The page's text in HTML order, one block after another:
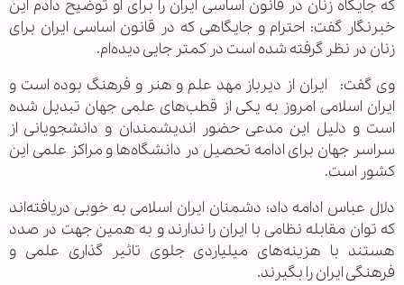
که جایگاه زنان در قانون اساسی ایران را برای او توضیح دادم این
خبرنگار گفت: احترام و جایگاهی که در قانون اساسی ایران برای
زنان در نظر گرفته شده است در کمتر جایی دیده‌ام.
وی گفت: ایران از دیرباز مهد علم و هنر و فرهنگ بوده است و
ایران اسلامی امروز به یکی از قطب‌های علمی جهان تبدیل شده
است و دلیل این مدعی حضور اندیشمندان و دانشجویانی از
سراسر جهان برای ادامه تحصیل در دانشگاه‌ها و مراکز علمی این
کشور است.
دلال عباس ادامه داد؛ دشمنان ایران اسلامی به خوبی دریافته‌اند
که توان مقابله نظامی با ایران را ندارند و به همین جهت در صدد
هستند با هزینه‌های میلیاردی جلوی تاثیر گذاری علمی و
فرهنگی ایران را بگیرند.